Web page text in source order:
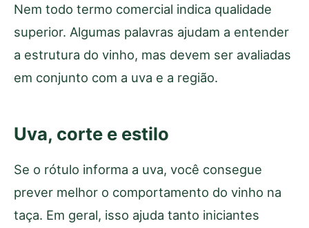
Nem todo termo comercial indica qualidade
superior. Algumas palavras ajudam a entender
a estrutura do vinho, mas devem ser avaliadas
em conjunto com a uva e a região.
Uva, corte e estilo
Se o rótulo informa a uva, você consegue
prever melhor o comportamento do vinho na
taça. Em geral, isso ajuda tanto iniciantes